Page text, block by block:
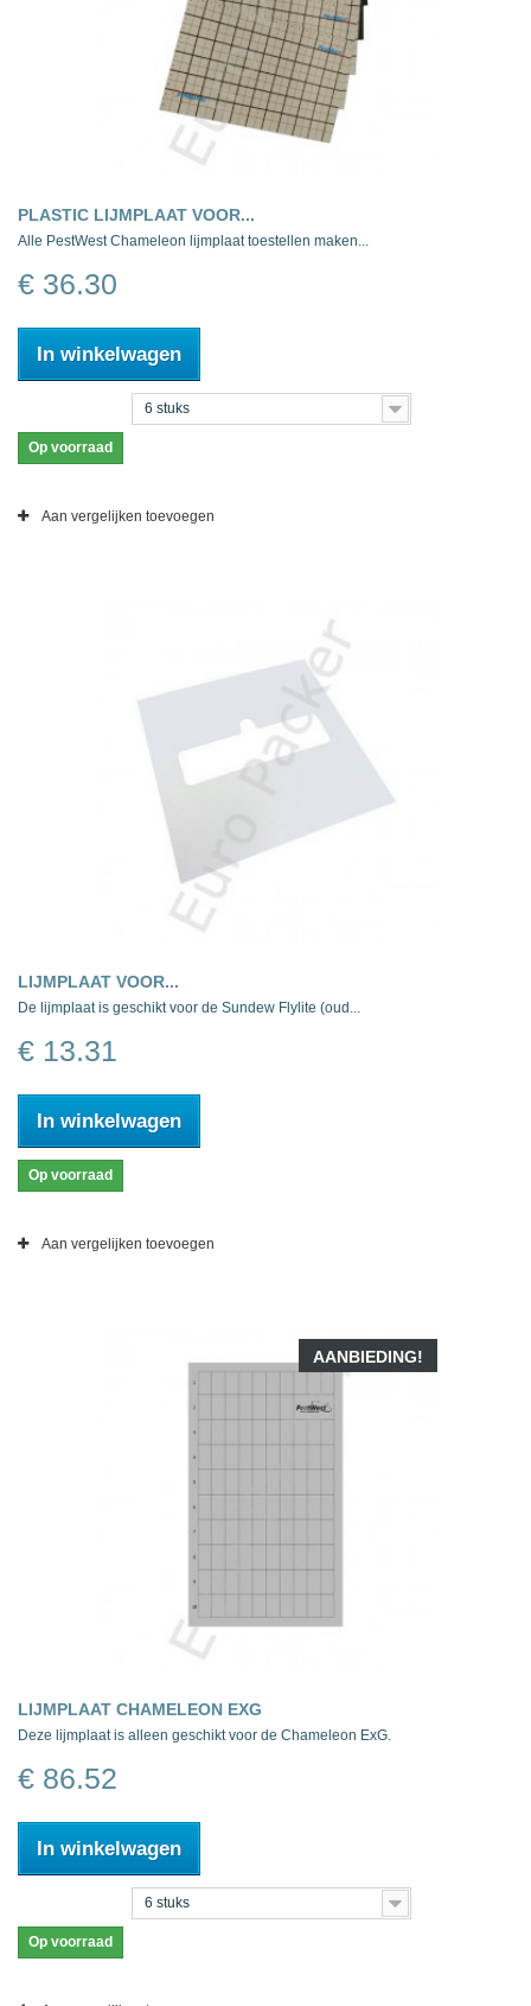
PLASTIC LIJMPLAAT VOOR...
Alle PestWest Chameleon lijmplaat toestellen maken...
€ 36.30
In winkelwagen
6 stuks
Op voorraad
Aan vergelijken toevoegen
LIJMPLAAT VOOR...
De lijmplaat is geschikt voor de Sundew Flylite (oud...
€ 13.31
In winkelwagen
Op voorraad
Aan vergelijken toevoegen
AANBIEDING!
LIJMPLAAT CHAMELEON EXG
Deze lijmplaat is alleen geschikt voor de Chameleon ExG.
€ 86.52
In winkelwagen
6 stuks
Op voorraad